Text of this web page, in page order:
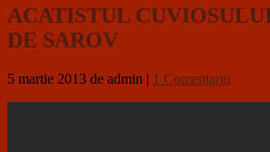
ACATISTUL
DE SAROV
5 martie 2013 de admin | 1 Comentariu